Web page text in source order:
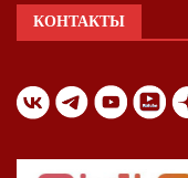
КОНТАКТЫ